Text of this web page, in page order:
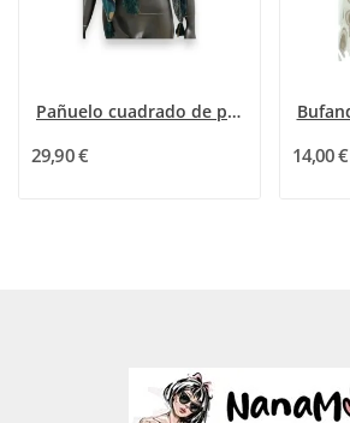
Pañuelo cuadrado de patchwork azul petróleo
29,90 € 14,00 €